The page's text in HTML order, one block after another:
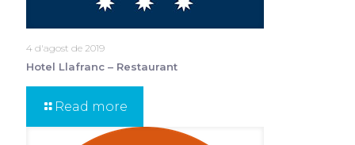
4 d'agost de 2019
Hotel Llafranc – Restaurant
Read more